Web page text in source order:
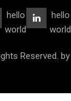
hello
world
hello
world
Reserved. by